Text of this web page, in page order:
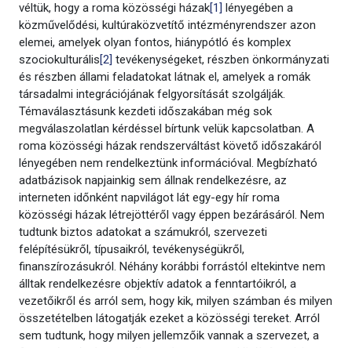
véltük, hogy a roma közösségi házak[1]
lényegében a
közművelődési, kultúraközvetítő intézményrendszer azon
elemei, amelyek olyan fontos, hiánypótló és komplex
szociokulturális[2] tevékenységeket, részben önkormányzati
és részben állami feladatokat látnak el, amelyek a romák
társadalmi integrációjának felgyorsítását szolgálják.
Témaválasztásunk kezdeti időszakában még sok
megválaszolatlan kérdéssel bírtunk velük kapcsolatban. A
roma közösségi házak rendszerváltást követő időszakáról
lényegében nem rendelkeztünk információval. Megbízható
adatbázisok napjainkig sem állnak rendelkezésre, az
interneten időnként napvilágot lát egy-egy hír roma
közösségi házak létrejöttéről vagy éppen bezárásáról. Nem
tudtunk biztos adatokat a számukról, szervezeti
felépítésükről, típusaikról, tevékenységükről,
finanszírozásukról. Néhány korábbi forrástól eltekintve nem
álltak rendelkezésre objektív adatok a fenntartóikról, a
vezetőikről és arról sem, hogy kik, milyen számban és milyen
összetételben látogatják ezeket a közösségi tereket. Arról
sem tudtunk, hogy milyen jellemzőik vannak a szervezet, a